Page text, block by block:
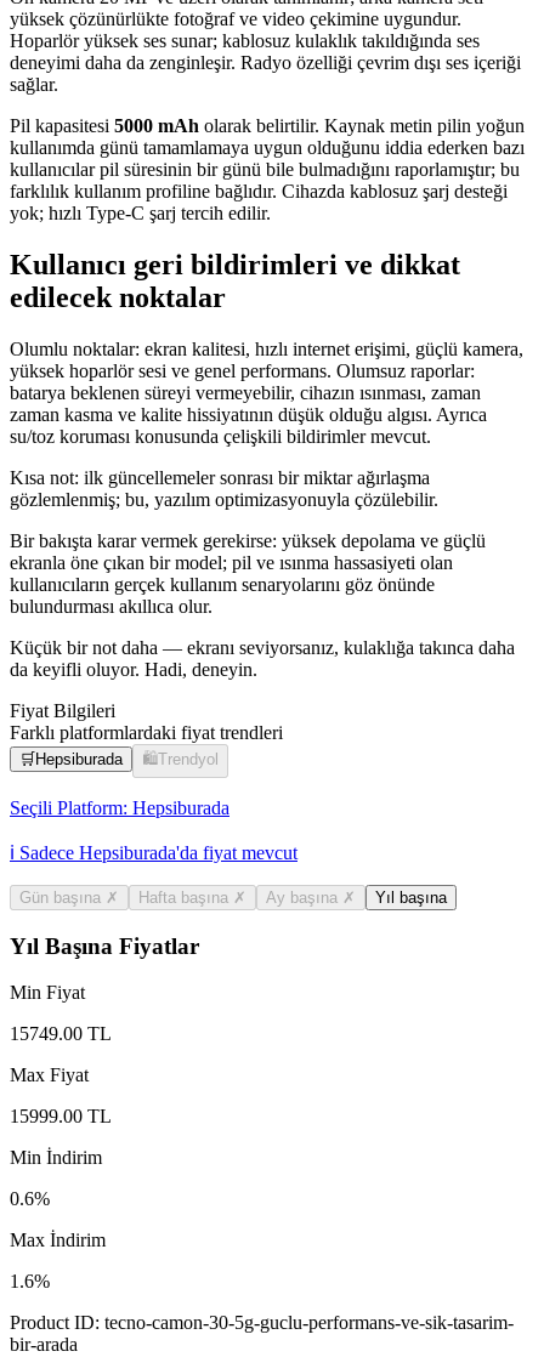
yüksek çözünürlükte fotoğraf ve video çekimine uygundur.
Hoparlör yüksek ses sunar; kablosuz kulaklık takıldığında ses
deneyimi daha da zenginleşir. Radyo özelliği çevrim dışı ses içeriği
sağlar.
Pil kapasitesi 5000 mAh olarak belirtilir. Kaynak metin pilin yoğun
kullanımda günü tamamlamaya uygun olduğunu iddia ederken bazı
kullanıcılar pil süresinin bir günü bile bulmadığını raporlamıştır; bu
farklılık kullanım profiline bağlıdır. Cihazda kablosuz şarj desteği
yok; hızlı Type-C şarj tercih edilir.
Kullanıcı geri bildirimleri ve dikkat
edilecek noktalar
Olumlu noktalar: ekran kalitesi, hızlı internet erişimi, güçlü kamera,
yüksek hoparlör sesi ve genel performans. Olumsuz raporlar:
batarya beklenen süreyi vermeyebilir, cihazın ısınması, zaman
zaman kasma ve kalite hissiyatının düşük olduğu algısı. Ayrıca
su/toz koruması konusunda çelişkili bildirimler mevcut.
Kısa not: ilk güncellemeler sonrası bir miktar ağırlaşma
gözlemlenmiş; bu, yazılım optimizasyonuyla çözülebilir.
Bir bakışta karar vermek gerekirse: yüksek depolama ve güçlü
ekranla öne çıkan bir model; pil ve ısınma hassasiyeti olan
kullanıcıların gerçek kullanım senaryolarını göz önünde
bulundurması akıllıca olur.
Küçük bir not daha — ekranı seviyorsanız, kulaklığa takınca daha
da keyifli oluyor. Hadi, deneyin.
Fiyat Bilgileri
Farklı platformlardaki fiyat trendleri
🛒 Hepsiburada 🛍️Trendyol
Seçili Platform: Hepsiburada
ℹ️ Sadece Hepsiburada'da fiyat mevcut
Gün başına ✗ Hafta başına ✗ Ay başına ✗ Yıl başına
Yıl Başına Fiyatlar
Min Fiyat
15749.00 TL
Max Fiyat
15999.00 TL
Min İndirim
0.6%
Max İndirim
1.6%
Product ID: tecno-camon-30-5g-guclu-performans-ve-sik-tasarim-
bir-arada